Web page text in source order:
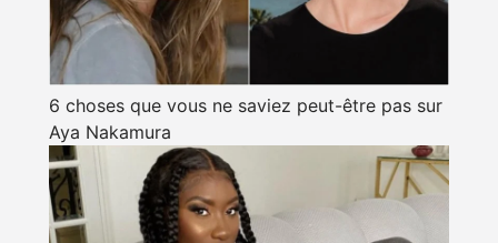
6 choses que vous ne saviez peut-être pas sur
Aya Nakamura